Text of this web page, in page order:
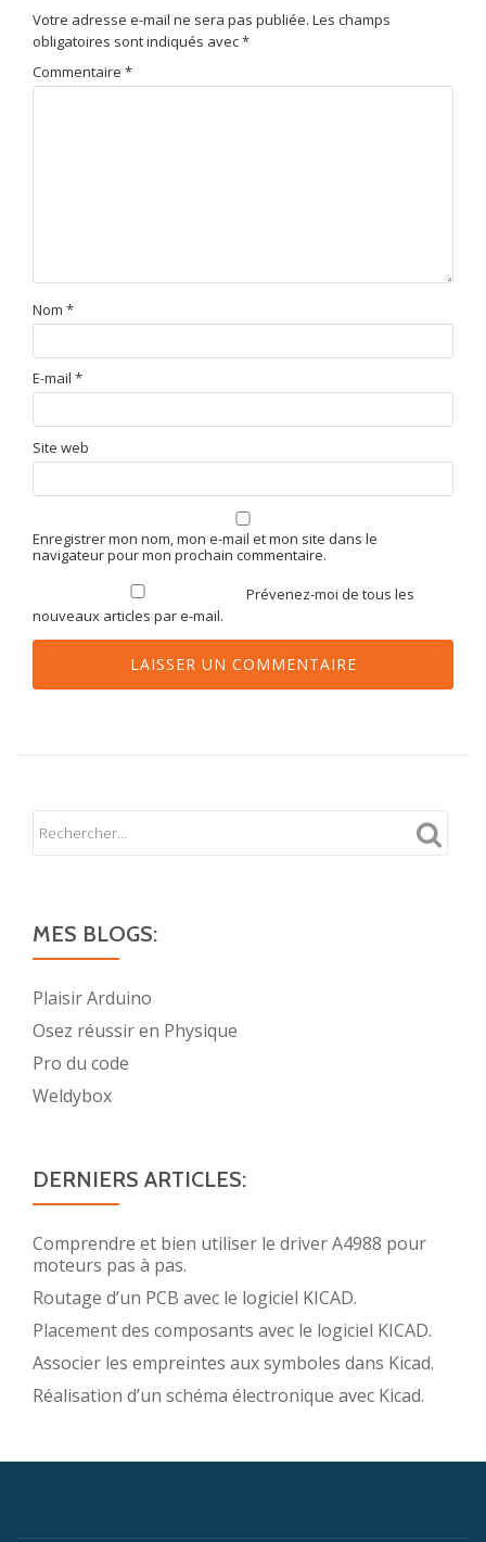
Votre adresse e-mail ne sera pas publiée. Les champs
obligatoires sont indiqués avec*
Commentaire *
Nom *
E-mail *
Site web
Enregistrer mon nom, mon e-mail et mon site dans le
navigateur pour mon prochain commentaire.
Prévenez-moi de tous les
nouveaux articles par e-mail.
MES BLOGS:
Plaisir Arduino
Osez réussir en Physique
Pro du code
Weldybox
DERNIERS ARTICLES:
Comprendre et bien utiliser le driver A4988 pour
moteurs pas à pas.
Routage d’un PCB avec le logiciel KICAD.
Placement des composants avec le logiciel KICAD.
Associer les empreintes aux symboles dans Kicad.
Réalisation d’un schéma électronique avec Kicad.
Menu